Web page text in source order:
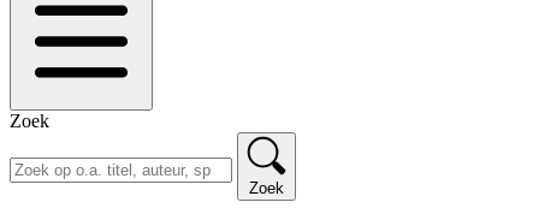
Zoek
Zoek